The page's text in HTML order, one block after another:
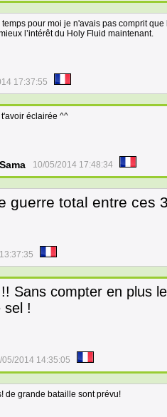
temps pour moi je n'avais pas comprit
l’intérêt du Holy Fluid maintenant.
17:37:55
t'avoir éclairée ^^
10/05/2014 17:48:34
guerre total entre ces
Sans compter en plus
sel !
05/2014 14:35:05
de grande bataille sont prévu!